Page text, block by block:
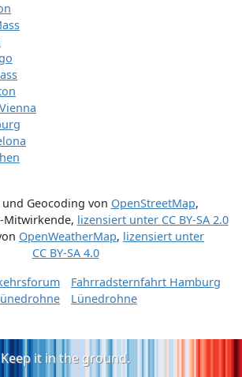
Geocoding von OpenStreetMap,
Mitwirkende, lizensiert unter CC BY-SA 2.0
OpenWeatherMap, lizensiert unter
CC BY-SA 4.0
Fahrradsternfahrt Hamburg
Lünedrohne
Keep it in the ground.